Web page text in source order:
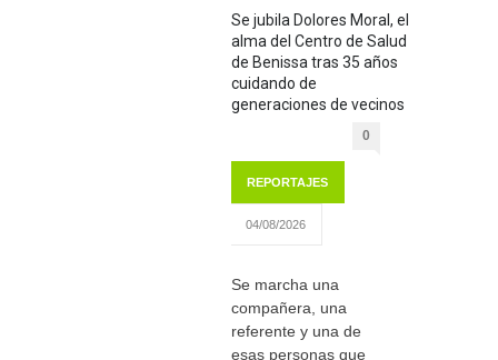
Se jubila Dolores Moral, el
alma del Centro de Salud
de Benissa tras 35 años
cuidando de
generaciones de vecinos
0
REPORTAJES
04/08/2026
Se marcha una
compañera, una
referente y una de
esas personas que